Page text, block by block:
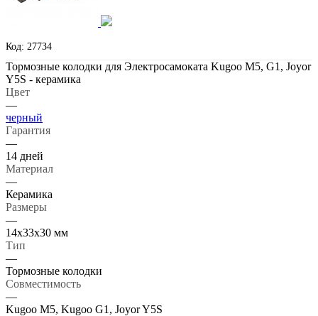
Код: 27734
Тормозные колодки для Электросамоката Kugoo М5, G1, Joyor
Y5S - керамика
Цвет
—
черный
Гарантия
—
14 дней
Материал
—
Керамика
Размеры
—
14х33х30 мм
Тип
—
Тормозные колодки
Совместимость
—
Kugoo M5, Kugoo G1, Joyor Y5S